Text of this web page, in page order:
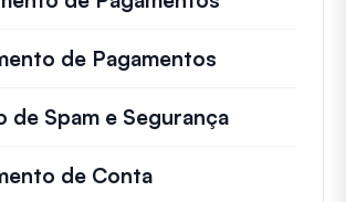
de Pagamentos
de Spam e Segurança
de Conta